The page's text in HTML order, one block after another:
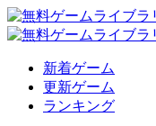
新着ゲーム
更新ゲーム
ランキング